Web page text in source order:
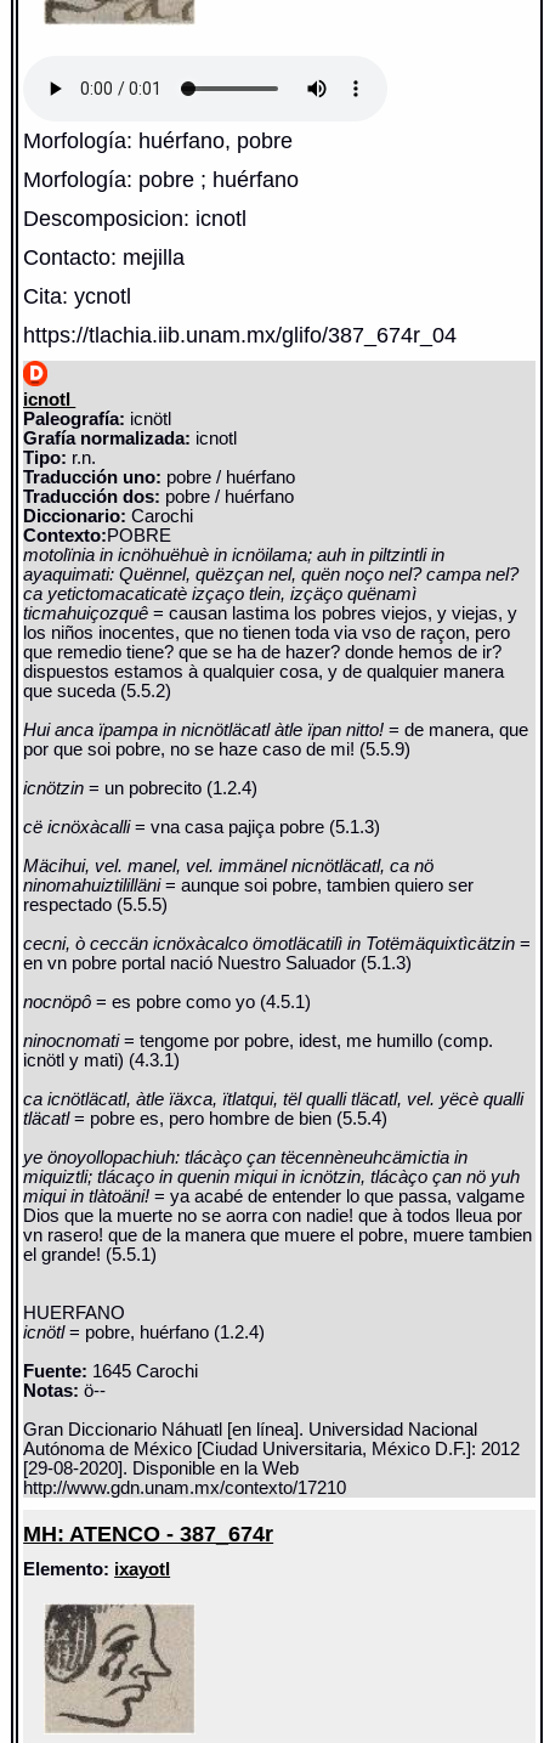
Morfología: huérfano, pobre
Morfología: pobre ; huérfano
Descomposicion: icnotl
Contacto: mejilla
Cita: ycnotl
https://tlachia.iib.unam.mx/glifo/387_674r_04
icnotl
Paleografía: icnötl
Grafía normalizada: icnotl
Tipo: r.n.
Traducción uno: pobre / huérfano
Traducción dos: pobre / huérfano
Diccionario:Carochi
Contexto:POBRE
motolïnia in icnöhuëhuè in icnöilama; auh in piltzintli in
ayaquimati: Quënnel, quëzçan nel, quën noço nel? campa nel?
ca yetictomacaticatè izçaço tlein, izçäço quënamì
ticmahuiçozquê= causan lastima los pobres viejos, y viejas, y
los niños inocentes, que no tienen toda via vso de raçon, pero
que remedio tiene? que se ha de hazer? donde hemos de ir?
dispuestos estamos à qualquier cosa, y de qualquier manera
que suceda (5.5.2)
Hui anca ïpampa in nicnötläcatl àtle ïpan nitto!= de manera, que
por que soi pobre, no se haze caso de mi! (5.5.9)
icnötzin= un pobrecito (1.2.4)
cë icnöxàcalli= vna casa pajiça pobre (5.1.3)
Mäcihui, vel. manel, vel. immänel nicnötläcatl, ca nö
ninomahuiztililläni= aunque soi pobre, tambien quiero ser
respectado (5.5.5)
cecni, ò ceccän icnöxàcalco ömotläcatilì in Totëmäquixtìcätzin=
en vn pobre portal nació Nuestro Saluador (5.1.3)
nocnöpô= es pobre como yo (4.5.1)
ninocnomati= tengome por pobre, idest, me humillo (comp.
icnötl y mati) (4.3.1)
ca icnötläcatl, àtle ïäxca, ïtlatqui, tël qualli tläcatl, vel. yëcè qualli
tläcatl= pobre es, pero hombre de bien (5.5.4)
ye önoyollopachiuh: tlácàço çan tëcennèneuhcämictia in
miquiztli; tlácaço in quenin miqui in icnötzin, tlácàço çan nö yuh
miqui in tlàtoäni!= ya acabé de entender lo que passa, valgame
Dios que la muerte no se aorra con nadie! que à todos lleua por
vn rasero! que de la manera que muere el pobre, muere tambien
el grande! (5.5.1)
HUERFANO
icnötl= pobre, huérfano (1.2.4)
Fuente: 1645 Carochi
Notas: ö--
Gran Diccionario Náhuatl [en línea]. Universidad Nacional
Autónoma de México [Ciudad Universitaria, México D.F.]: 2012
[29-08-2020]. Disponible en la Web
http://www.gdn.unam.mx/contexto/17210
MH: ATENCO - 387_674r
Elemento: ixayotl